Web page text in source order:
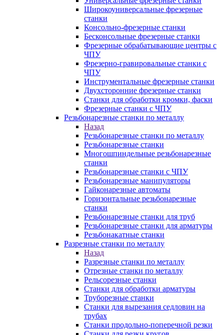
Широкоуниверсальные фрезерные
станки
Консольно-фрезерные станки
Бесконсольные фрезерные станки
Фрезерные обрабатывающие центры с
ЧПУ
Фрезерно-гравировальные станки с
ЧПУ
Инструментальные фрезерные станки
Двухсторонние фрезерные станки
Станки для обработки кромки, фаски
Фрезерные станки с ЧПУ
Резьбонарезные станки по металлу
Назад
Резьбонарезные станки по металлу
Резьбонарезные станки
Многошпиндельные резьбонарезные
станки
Резьбонарезные станки с ЧПУ
Резьбонарезные манипуляторы
Гайконарезные автоматы
Горизонтальные резьбонарезные
станки
Резьбонарезные станки для труб
Резьбонарезные станки для арматуры
Резьбонакатные станки
Разрезные станки по металлу
Назад
Разрезные станки по металлу
Отрезные станки по металлу
Рельсорезные станки
Станки для обработки арматуры
Труборезные станки
Станки для вырезания седловин на
трубаx
Станки продольно-поперечной резки